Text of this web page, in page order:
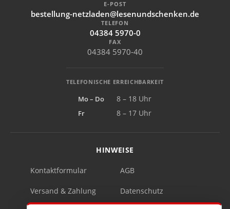
E-POST
bestellung-netzladen@lesenundschenken.de
TELEFON
04384 5970-0
FAX
04384 5970-40
TELEFONISCHE ERREICHBARKEIT
Mo – Do
8 – 18 Uhr
Fr
8 – 17 Uhr
HINWEISE
Kontaktformular AGB
Versand & Zahlung Datenschutz